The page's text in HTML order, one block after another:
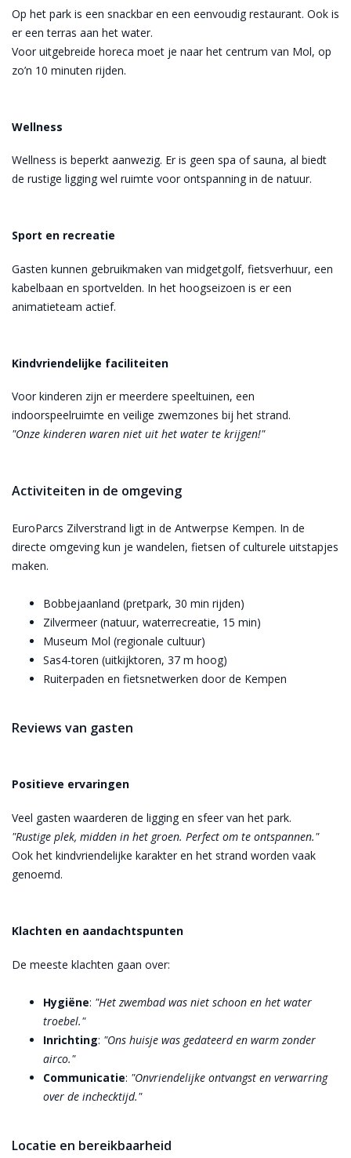
Op het park is een snackbar en een eenvoudig restaurant. Ook is
er een terras aan het water.
Voor uitgebreide horeca moet je naar het centrum van Mol, op
zo’n 10 minuten rijden.
Wellness
Wellness is beperkt aanwezig. Er is geen spa of sauna, al biedt
de rustige ligging wel ruimte voor ontspanning in de natuur.
Sport en recreatie
Gasten kunnen gebruikmaken van midgetgolf, fietsverhuur, een
kabelbaan en sportvelden. In het hoogseizoen is er een
animatieteam actief.
Kindvriendelijke faciliteiten
Voor kinderen zijn er meerdere speeltuinen, een
indoorspeelruimte en veilige zwemzones bij het strand.
"Onze kinderen waren niet uit het water te krijgen!"
Activiteiten in de omgeving
EuroParcs Zilverstrand ligt in de Antwerpse Kempen. In de
directe omgeving kun je wandelen, fietsen of culturele uitstapjes
maken.
Bobbejaanland (pretpark, 30 min rijden)
Zilvermeer (natuur, waterrecreatie, 15 min)
Museum Mol (regionale cultuur)
Sas4-toren (uitkijktoren, 37 m hoog)
Ruiterpaden en fietsnetwerken door de Kempen
Reviews van gasten
Positieve ervaringen
Veel gasten waarderen de ligging en sfeer van het park.
"Rustige plek, midden in het groen. Perfect om te ontspannen."
Ook het kindvriendelijke karakter en het strand worden vaak
genoemd.
Klachten en aandachtspunten
De meeste klachten gaan over:
Hygiëne: "Het zwembad was niet schoon en het water
troebel."
Inrichting: "Ons huisje was gedateerd en warm zonder
airco."
Communicatie: "Onvriendelijke ontvangst en verwarring
over de inchecktijd."
Locatie en bereikbaarheid